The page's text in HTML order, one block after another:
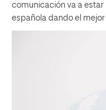
comunicación va a estar
española dando el mejor